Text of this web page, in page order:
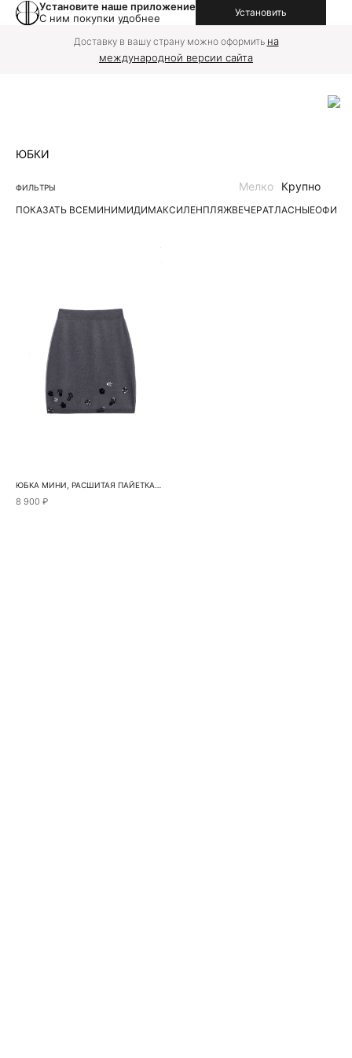
Установите наше приложение
С ним покупки удобнее
Установить
Доставку в вашу страну можно оформить на
международной версии сайта
ЮБКИ
ФИЛЬТРЫ
ПОКАЗАТЬ ВСЕМИНИМИДИМАКСИЛЕНПЛЯЖВЕЧЕРАТЛАСНЫЕОФИС
Мелко Крупно
ЮБКА МИНИ, РАСШИТАЯ ПАЙЕТКАМИ
8 900 ₽